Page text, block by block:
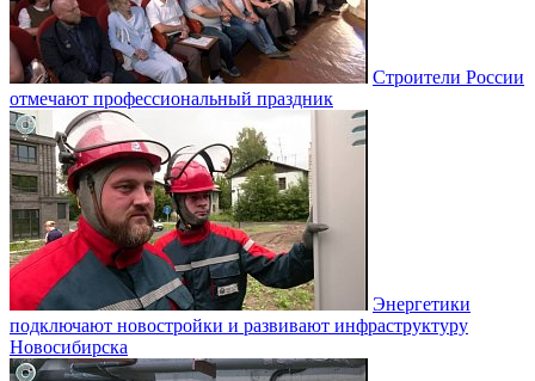
Строители России
отмечают профессиональный праздник
Энергетики
подключают новостройки и развивают инфраструктуру
Новосибирска